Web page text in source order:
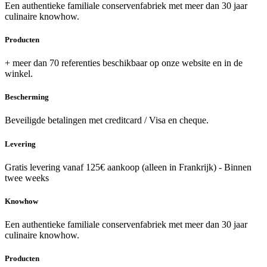
Een authentieke familiale conservenfabriek met meer dan 30 jaar
culinaire knowhow.
Producten
+ meer dan 70 referenties beschikbaar op onze website en in de
winkel.
Bescherming
Beveiligde betalingen met creditcard / Visa en cheque.
Levering
Gratis levering vanaf 125€ aankoop (alleen in Frankrijk) - Binnen
twee weeks
Knowhow
Een authentieke familiale conservenfabriek met meer dan 30 jaar
culinaire knowhow.
Producten